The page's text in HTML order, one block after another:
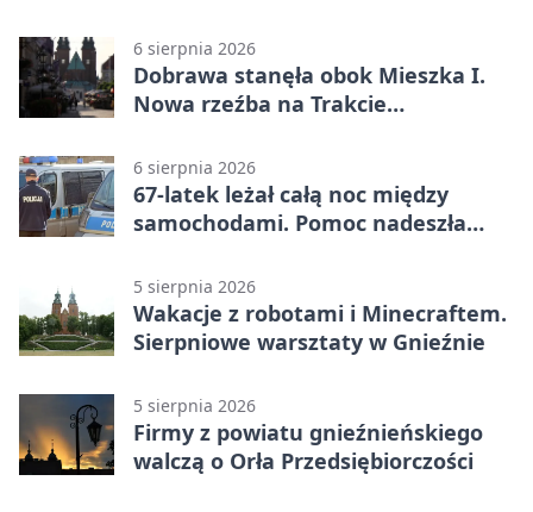
6 sierpnia 2026
Dobrawa stanęła obok Mieszka I.
Nowa rzeźba na Trakcie
6 sierpnia 2026
67-latek leżał całą noc między
samochodami. Pomoc nadeszła
5 sierpnia 2026
Wakacje z robotami i Minecraftem.
Sierpniowe warsztaty w Gnieźnie
5 sierpnia 2026
Firmy z powiatu gnieźnieńskiego
walczą o Orła Przedsiębiorczości